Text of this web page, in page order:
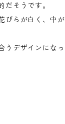
そうです。
びらが白く、中が
うデザインになっ